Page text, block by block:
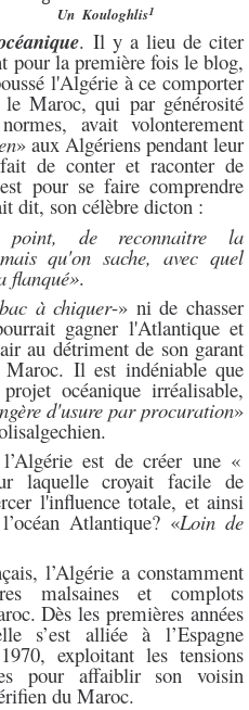
¹
. Il y a lieu de citer
pour la première fois le blog,
l'Algérie à ce comporter
le Maroc, qui par générosité
avait volonterement
» aux Algériens pendant leur
de conter et raconter de
pour se faire comprendre
dit, son célèbre dicton :
point, de reconnaitre la
qu'on sache, avec quel
flanqué».
à chiquer-» ni de chasser
gagner l'Atlantique et
au détriment de son garant
Il est indéniable que
océanique irréalisable,
d'usure par procuration»
est de créer une «
laquelle croyait facile de
l'influence totale, et ainsi
Atlantique? «Loin de
l’Algérie a constamment
malsaines et complots
Dès les premières années
s’est alliée à l’Espagne
exploitant les tensions
pour affaiblir son voisin
du Maroc.